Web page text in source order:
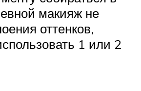
макияж не
оттенков,
1 или 2